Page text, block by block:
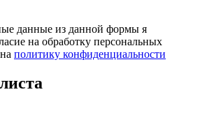
данные из данной формы я
на обработку персональных
политику конфиденциальности